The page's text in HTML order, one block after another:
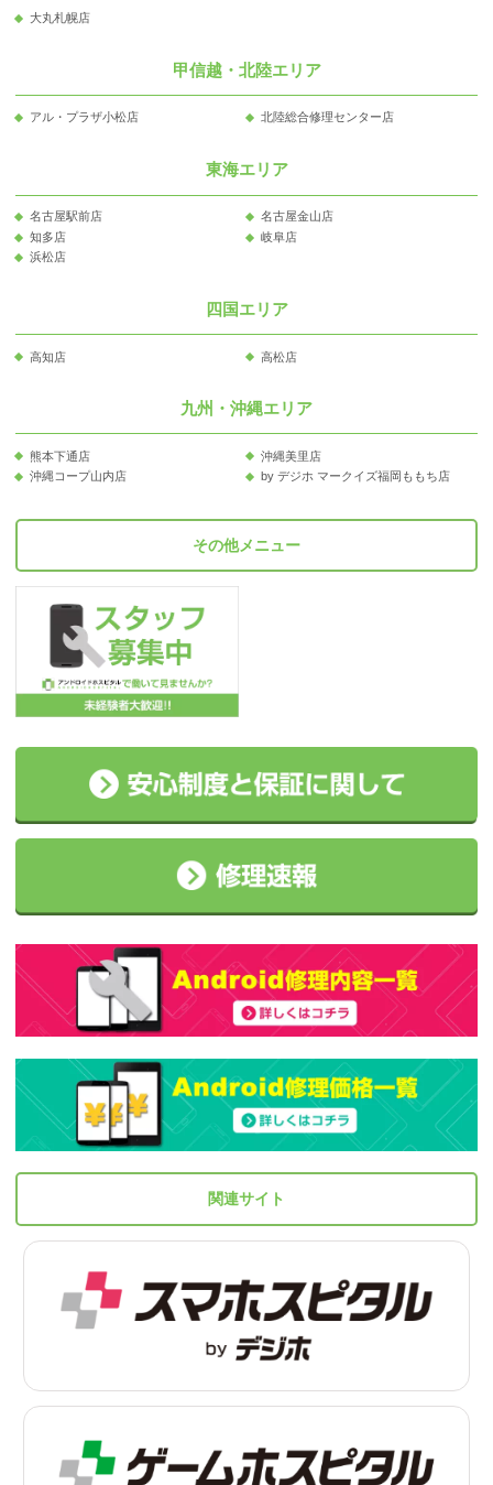
大丸札幌店
甲信越・北陸エリア
アル・プラザ小松店 北陸総合修理センター店
東海エリア
名古屋駅前店
名古屋金山店
知多店
岐阜店
浜松店
四国エリア
高知店 高松店
九州・沖縄エリア
熊本下通店
沖縄美里店
沖縄コープ山内店
by デジホ マークイズ福岡ももち店
その他メニュー
関連サイト